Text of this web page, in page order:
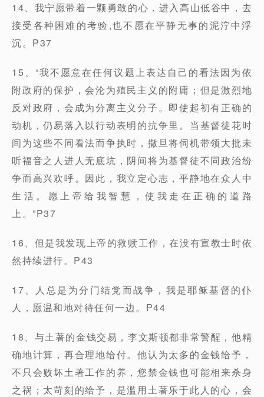
14、我宁愿带着一颗勇敢的心，进入高山低谷中，去
接受各种困难的考验,也不愿在平静无事的泥泞中浮
沉。P37
15、“我不愿意在任何议题上表达自己的看法因为依
附政府的保护，会沦为殖民主义的附庸；但是激烈地
反对政府，会成为分离主义分子。即使起初有正确的
动机，仍易落入以行动表明的抗争里。当基督徒花时
间为这些不同看法而争执时，撒旦将伺机带领大批未
听福音之人进人无底坑，阴间将为基督徒不同政治纷
争而高兴欢呼。因此，我立定心志，平静地在众人中
生活。愿上帝给我智慧，使我走在正确的道路
上。”P37
16、但是我发现上帝的救赎工作，在没有宣教士时依
然持续进行。P43
17、人总是为分门结党而战争，我是耶稣基督的仆
人，愿温和地对待任何一边。P44
18、与土著的金钱交易，李文斯顿都非常警醒，他精
确地计算，再合理地给付。他认为太多的金钱给予，
不只会败坏土著工作的养，您禁金钱也可能相来杀身
之祸；太苛刻的给予，是滥用土著乐于此人的心，会